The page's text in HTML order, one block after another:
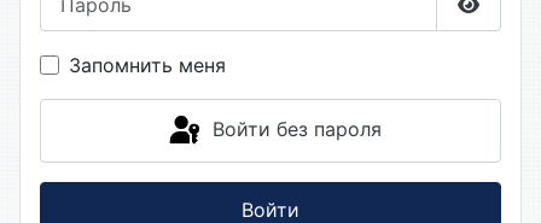
Запомнить меня
Войти без пароля
Войти